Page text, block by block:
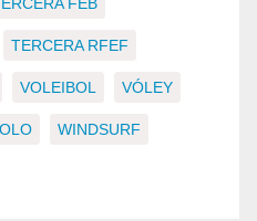
TERCERA RFEF
VOLEIBOL VÓLEY
WINDSURF